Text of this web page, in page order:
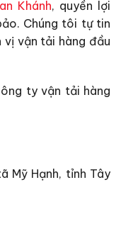
Khánh, quyền lợi
Chúng tôi tự tin
vận tải hàng đầu
ty vận tải hàng
Mỹ Hạnh, tỉnh Tây